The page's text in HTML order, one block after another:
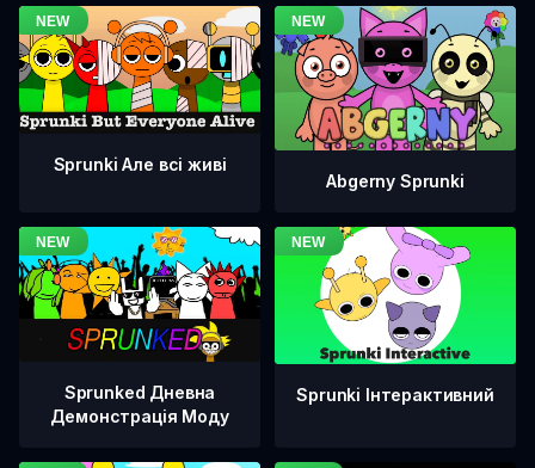
Sprunki Але всі живі
Abgerny Sprunki
Sprunked Дневна
Демонстрація Моду
Sprunki Інтерактивний